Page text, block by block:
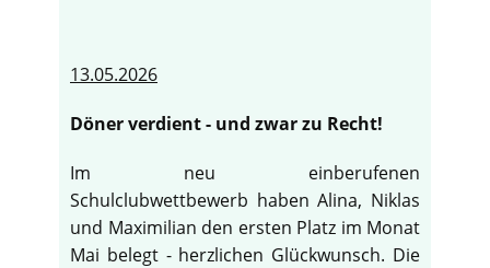
13.05.2026
Döner verdient - und zwar zu Recht!
Im neu einberufenen
Schulclubwettbewerb haben Alina, Niklas
und Maximilian den ersten Platz im Monat
Mai belegt - herzlichen Glückwunsch. Die